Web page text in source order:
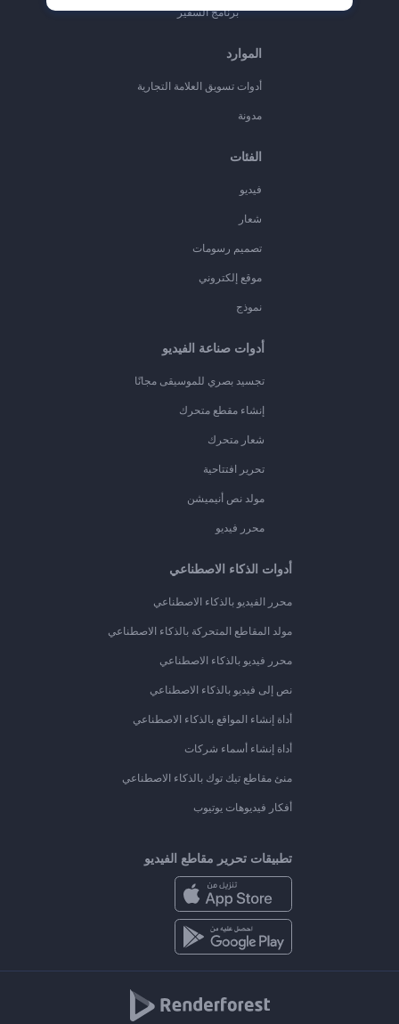
برنامج السفير
الموارد
أدوات تسويق العلامة التجارية
مدونة
الفئات
فيديو
شعار
تصميم رسومات
موقع إلكتروني
نموذج
أدوات صناعة الفيديو
تجسيد بصري للموسيقى مجانًا
إنشاء مقطع متحرك
شعار متحرك
تحرير افتتاحية
مولد نص أنيميشن
محرر فيديو
أدوات الذكاء الاصطناعي
محرر الفيديو بالذكاء الاصطناعي
مولد المقاطع المتحركة بالذكاء الاصطناعي
محرر فيديو بالذكاء الاصطناعي
نص إلى فيديو بالذكاء الاصطناعي
أداة إنشاء المواقع بالذكاء الاصطناعي
أداة إنشاء أسماء شركات
منئ مقاطع تيك توك بالذكاء الاصطناعي
أفكار فيديوهات يوتيوب
تطبيقات تحرير مقاطع الفيديو